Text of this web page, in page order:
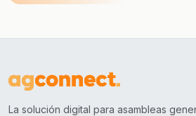
La solución digital para asambleas